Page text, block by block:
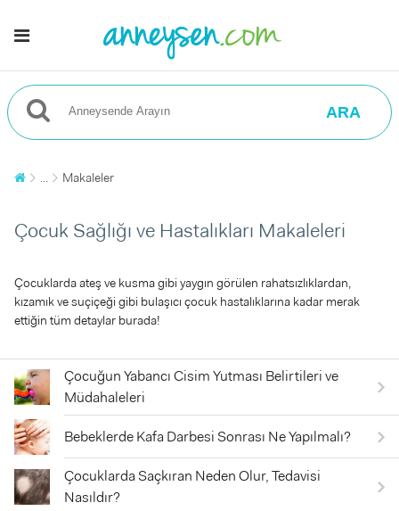
ARA
... Makaleler
Çocuk Sağlığı ve Hastalıkları Makaleleri
Çocuklarda ateş ve kusma gibi yaygın görülen rahatsızlıklardan,
kızamık ve suçiçeği gibi bulaşıcı çocuk hastalıklarına kadar merak
ettiğin tüm detaylar burada!
Çocuğun Yabancı Cisim Yutması Belirtileri ve
Müdahaleleri
Bebeklerde Kafa Darbesi Sonrası Ne Yapılmalı?
Çocuklarda Saçkıran Neden Olur, Tedavisi
Nasıldır?